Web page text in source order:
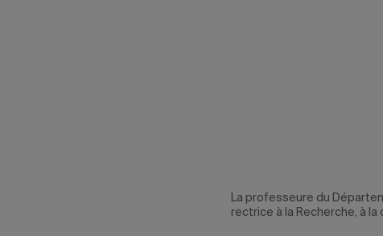
La professeure du
rectrice à la Recherche, à